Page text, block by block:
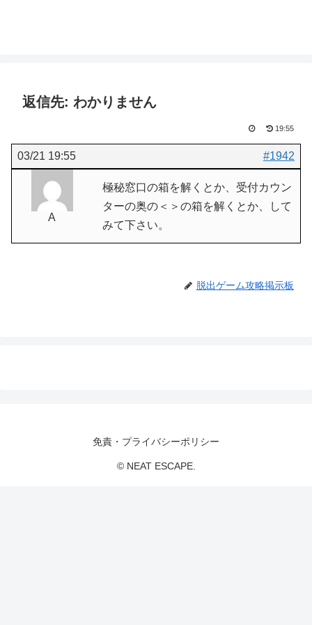
返信先: わかりません
19:55
03/21 19:55 #1942
A
極秘窓口の箱を解くとか、受付カウン
ターの奥の＜＞の箱を解くとか、して
みて下さい。
脱出ゲーム攻略掲示板
免責・プライバシーポリシー
© NEAT ESCAPE.